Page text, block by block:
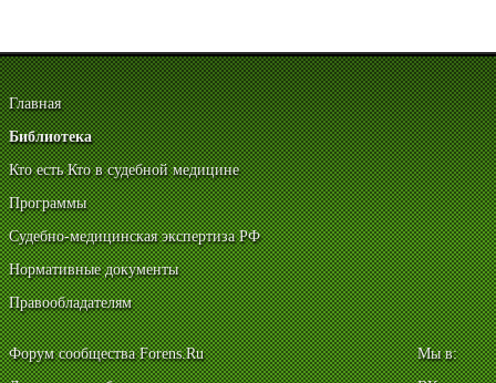
Главная
Библиотека
Кто есть Кто в судебной медицине
Программы
Судебно-медицинская экспертиза РФ
Нормативные документы
Правообладателям
Форум сообщества Forens.Ru
Мы в: